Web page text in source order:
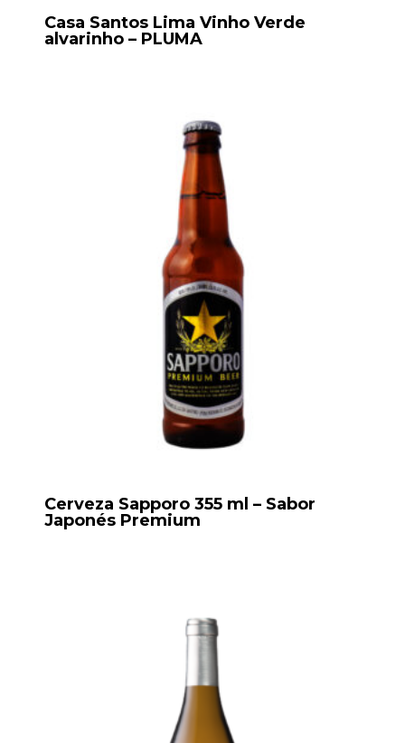
Casa Santos Lima Vinho Verde
alvarinho – PLUMA
Cerveza Sapporo 355 ml – Sabor
Japonés Premium